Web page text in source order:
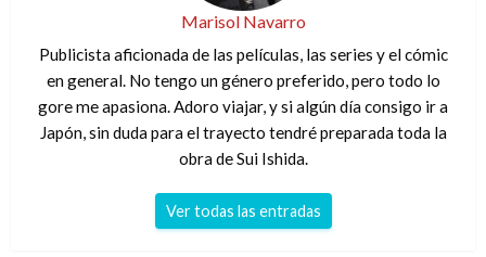
Marisol Navarro
Publicista aficionada de las películas, las series y el cómic
en general. No tengo un género preferido, pero todo lo
gore me apasiona. Adoro viajar, y si algún día consigo ir a
Japón, sin duda para el trayecto tendré preparada toda la
obra de Sui Ishida.
Ver todas las entradas